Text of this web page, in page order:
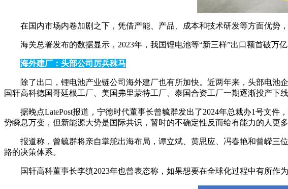
在国内市场内卷加剧之下，凭借产能、产品、成本和技术研发等方面优势
海关总署发布的数据显示，2023年，我国锂电池等“新三样”出口额首破万
海外建厂：头部公司厉兵秣马
除了出口，锂电池产业链公司海外建厂也有所加快。近两年来，头部电池
国轩高科德国哥廷根工厂、美国弗里蒙特工厂、泰国合资工厂一期逐渐投产
据晚点LatePost报道，宁德时代董事长曾毓群发出了2024年总裁办1号文
势瞬息万变，但新能源大势是国际共识，暂时的不确定性反而给有能力的人更多
报道称，曾毓群将亲自掌舵出海布局，谭立斌、黄思应、冯春艳和曾嵘
路的决策体系。
国轩高科董事长李缜2023年也曾表态称，如果想要在全球化过程中有所作